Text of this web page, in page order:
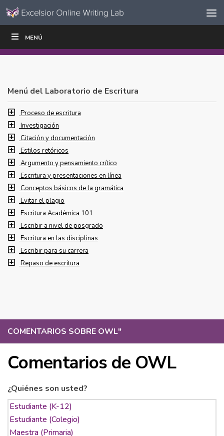
Ir al contenido
navegación
MENÚ
COMENTARIOS SOBRE OWL"
Comentarios de OWL
¿Quiénes son usted?
ESCRIBIR
Menú del Laboratorio de Escritura
Proceso de escritura
Investigación
Citación y documentación
Estilos retóricos
Argumento y pensamiento crítico
Escritura y presentaciones en línea
Conceptos básicos de la gramática
Evitar el plagio
Escritura Académica 101
Escribir a nivel de posgrado
Escritura en las disciplinas
Escribir para su carrera
Repaso de escritura